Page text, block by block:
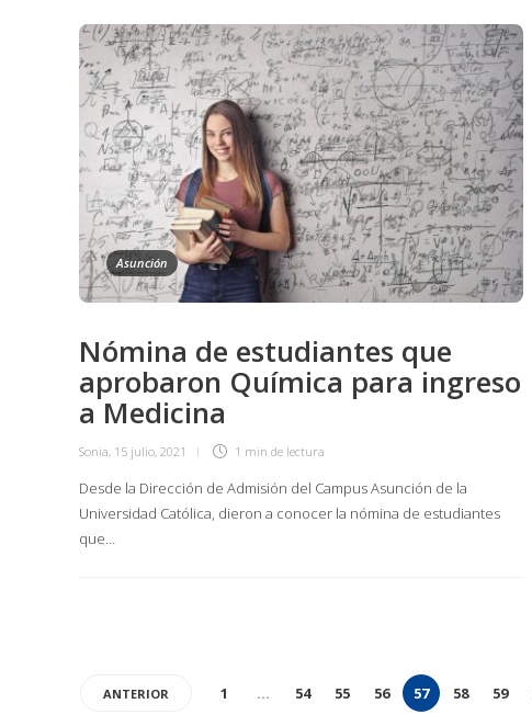
Asunción
Nómina de estudiantes que
aprobaron Química para ingreso
a Medicina
Sonia, 15 julio, 2021 1 min de lectura
Desde la Dirección de Admisión del Campus Asunción de la
Universidad Católica, dieron a conocer la nómina de estudiantes
que…
ANTERIOR 1 … 54 55 56 57 58 59